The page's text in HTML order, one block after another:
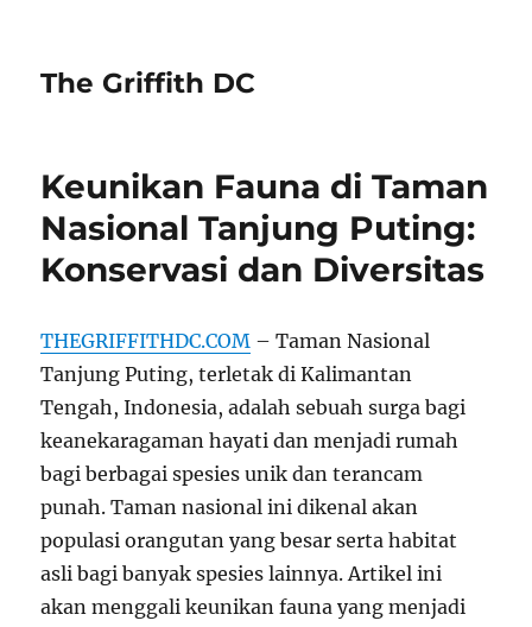
The Griffith DC
Keunikan Fauna di Taman
Nasional Tanjung Puting:
Konservasi dan Diversitas
THEGRIFFITHDC.COM – Taman Nasional
Tanjung Puting, terletak di Kalimantan
Tengah, Indonesia, adalah sebuah surga bagi
keanekaragaman hayati dan menjadi rumah
bagi berbagai spesies unik dan terancam
punah. Taman nasional ini dikenal akan
populasi orangutan yang besar serta habitat
asli bagi banyak spesies lainnya. Artikel ini
akan menggali keunikan fauna yang menjadi